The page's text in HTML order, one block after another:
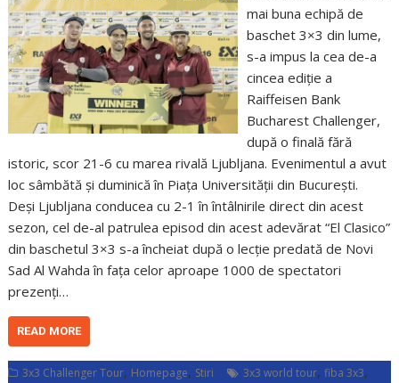
mai buna echipă de
baschet 3×3 din lume,
s-a impus la cea de-a
cincea ediție a
Raiffeisen Bank
Bucharest Challenger,
după o finală fără
istoric, scor 21-6 cu marea rivală Ljubljana. Evenimentul a avut
loc sâmbătă și duminică în Piața Universității din București.
Deși Ljubljana conducea cu 2-1 în întâlnirile direct din acest
sezon, cel de-al patrulea episod din acest adevărat “El Clasico”
din baschetul 3×3 s-a încheiat după o lecție predată de Novi
Sad Al Wahda în fața celor aproape 1000 de spectatori
prezenți…
READ MORE
3x3 Challenger Tour, Homepage, Stiri 3x3 world tour,fiba 3x3,